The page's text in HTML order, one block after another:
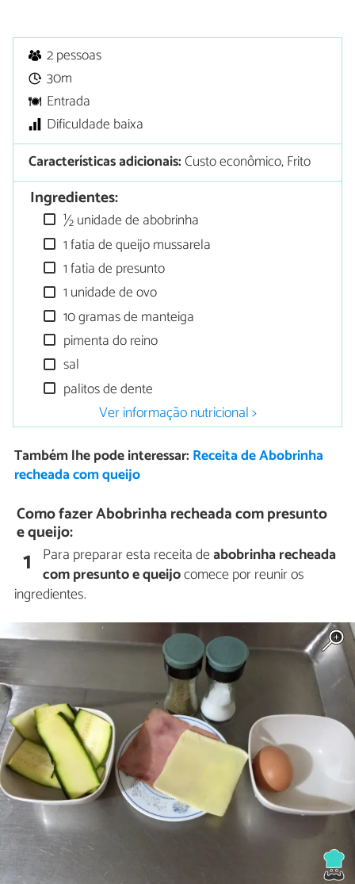
2 pessoas
30m
Entrada
Dificuldade baixa
Características adicionais:Custo econômico, Frito
Ingredientes:
½ unidade de abobrinha
1 fatia de queijo mussarela
1 fatia de presunto
1 unidade de ovo
10 gramas de manteiga
pimenta do reino
sal
palitos de dente
Ver informação nutricional >
Também lhe pode interessar: Receita de Abobrinha
recheada com queijo
Como fazer Abobrinha recheada com presunto
e queijo:
1 Para preparar esta receita deabobrinha recheada
com presunto e queijocomece por reunir os
ingredientes.